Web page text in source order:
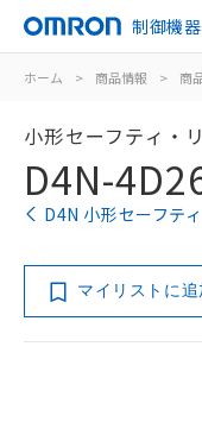
制御機器
ホーム > 商品情報 > 商
小形セーフティ・
D4N-
D4N 小形セーフテ
マイリストに追